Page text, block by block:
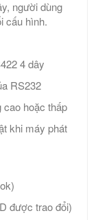
người dùng
cấu hình.
4 dây
RS232
cao hoặc thấp
khi máy phát
được trao đổi)